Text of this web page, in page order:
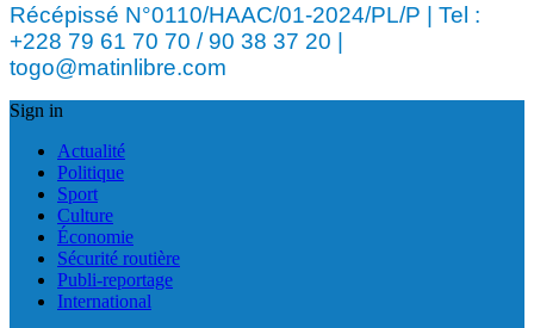
Récépissé N°0110/HAAC/01-2024/PL/P | Tel :
+228 79 61 70 70 / 90 38 37 20 |
togo@matinlibre.com
Sign in
Actualité
Politique
Sport
Culture
Économie
Sécurité routière
Publi-reportage
International